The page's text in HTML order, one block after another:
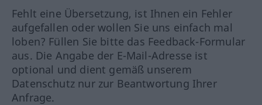
Fehlt eine Übersetzung, ist Ihnen ein Fehler
aufgefallen oder wollen Sie uns einfach mal
loben? Füllen Sie bitte das Feedback-Formular
aus. Die Angabe der E-Mail-Adresse ist
optional und dient gemäß unserem
Datenschutz nur zur Beantwortung Ihrer
Anfrage.